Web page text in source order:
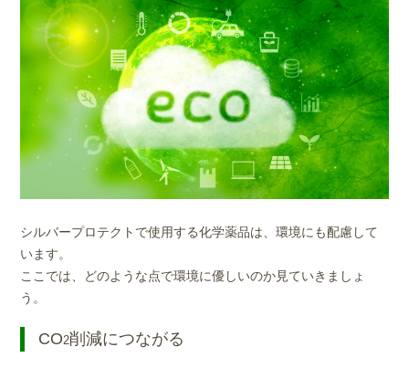
シルバープロテクトで使用する化学薬品は、環境にも配慮して
います。
ここでは、どのような点で環境に優しいのか見ていきましょ
う。
CO2削減につながる